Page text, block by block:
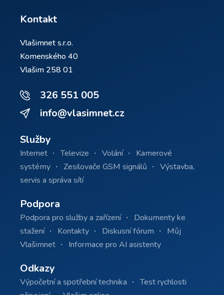
Kontakt
Vlašimnet s.r.o.
Komenského 40
Vlašim 258 01
326 551 005
info@vlasimnet.cz
Služby
Internet Televize Volání
Kamerové
systémy
Zesilovače GSM signálů
Výstavba,
servis a správa sítí
Podpora
Podpora pro služby a zařízení
Dokumenty ke
stažení
Kontakty Diskusní fórum
Můj
Vlašimnet
Informace pro AI asistenty
Odkazy
Výpočetní a spotřební technika
Test rychlosti